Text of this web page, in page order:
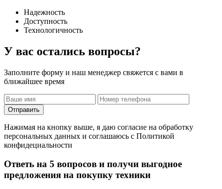
Надежность
Доступность
Технологичность
У вас остались вопросы?
Заполните форму и наш менеджер свяжется с вами в
ближайшее время
Отправить
Нажимая на кнопку выше, я даю согласие на обработку
персональных данных и соглашаюсь с Политикой
конфидециальности
Ответь на 5 вопросов и получи выгодное
предложения на покупку техники